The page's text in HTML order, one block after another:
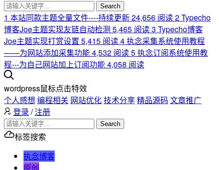
Search
1 本站同款主题全量文件----持续更新24,656 阅读2Typecho
博客Joe主题实现友链自动检测 5,465 阅读3 Typecho博客
Joe主题实现打赏设置 5,415 阅读4执念采集系统使用教程
——为网站添加采集功能4,532 阅读5执念订阅系统使用教
程---为自己网站加上订阅功能4,058 阅读
wordpress鼠标点击特效
个人感想 编程相关 网站优化技术分享精品源码 文章推广
登录 /注册
Search
标签搜索
执念博客